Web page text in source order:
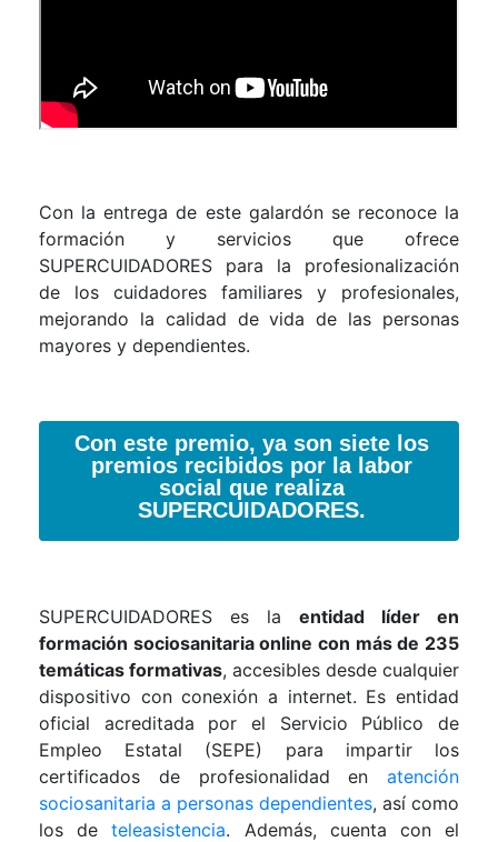
Con la entrega de este galardón se reconoce la
formación y servicios que ofrece
SUPERCUIDADORES para la profesionalización
de los cuidadores familiares y profesionales,
mejorando la calidad de vida de las personas
mayores y dependientes.
Con este premio, ya son siete los
premios recibidos por la labor
social que realiza
SUPERCUIDADORES.
SUPERCUIDADORES es la entidad líder en
formación sociosanitaria online con más de 235
temáticas formativas, accesibles desde cualquier
dispositivo con conexión a internet. Es entidad
oficial acreditada por el Servicio Público de
Empleo Estatal (SEPE) para impartir los
certificados de profesionalidad en atención
sociosanitaria a personas dependientes, así como
los deteleasistencia. Además, cuenta con el